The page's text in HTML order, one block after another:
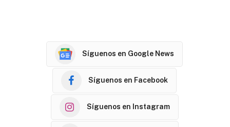
Síguenos en Google News
Síguenos en Facebook
Síguenos en Instagram